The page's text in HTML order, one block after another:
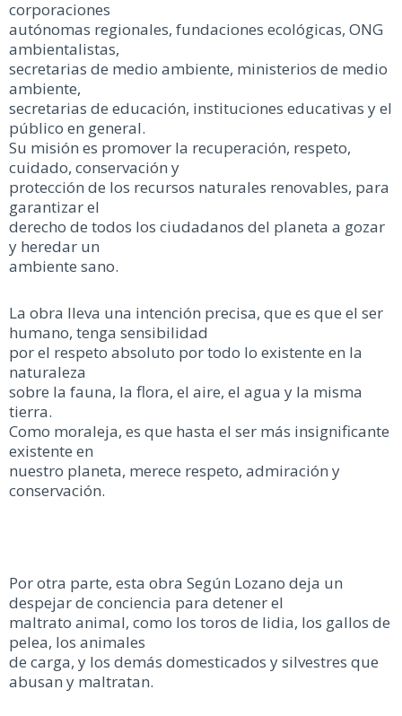
corporaciones
autónomas regionales, fundaciones ecológicas, ONG
ambientalistas,
secretarias de medio ambiente, ministerios de medio
ambiente,
secretarias de educación, instituciones educativas y el
público en general.
Su misión es promover la recuperación, respeto,
cuidado, conservación y
protección de los recursos naturales renovables, para
garantizar el
derecho de todos los ciudadanos del planeta a gozar
y heredar un
ambiente sano.
La obra lleva una intención precisa, que es que el ser
humano, tenga sensibilidad
por el respeto absoluto por todo lo existente en la
naturaleza
sobre la fauna, la flora, el aire, el agua y la misma
tierra.
Como moraleja, es que hasta el ser más insignificante
existente en
nuestro planeta, merece respeto, admiración y
conservación.
Por otra parte, esta obra Según Lozano deja un
despejar de conciencia para detener el
maltrato animal, como los toros de lidia, los gallos de
pelea, los animales
de carga, y los demás domesticados y silvestres que
abusan y maltratan.